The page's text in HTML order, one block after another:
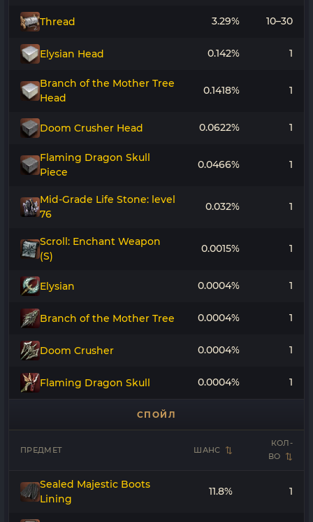
Thread 3.29% 10–30
Elysian Head 0.142% 1
Branch of the Mother Tree
Head
0.1418% 1
Doom Crusher Head 0.0622% 1
Flaming Dragon Skull
Piece
0.0466% 1
Mid-Grade Life Stone: level
76
0.032% 1
Scroll: Enchant Weapon
(S)
0.0015% 1
Elysian 0.0004% 1
Branch of the Mother Tree 0.0004% 1
Doom Crusher 0.0004% 1
Flaming Dragon Skull 0.0004% 1
СПОЙЛ
ПРЕДМЕТ ШАНС
КОЛ-
ВО
Sealed Majestic Boots
Lining
11.8% 1